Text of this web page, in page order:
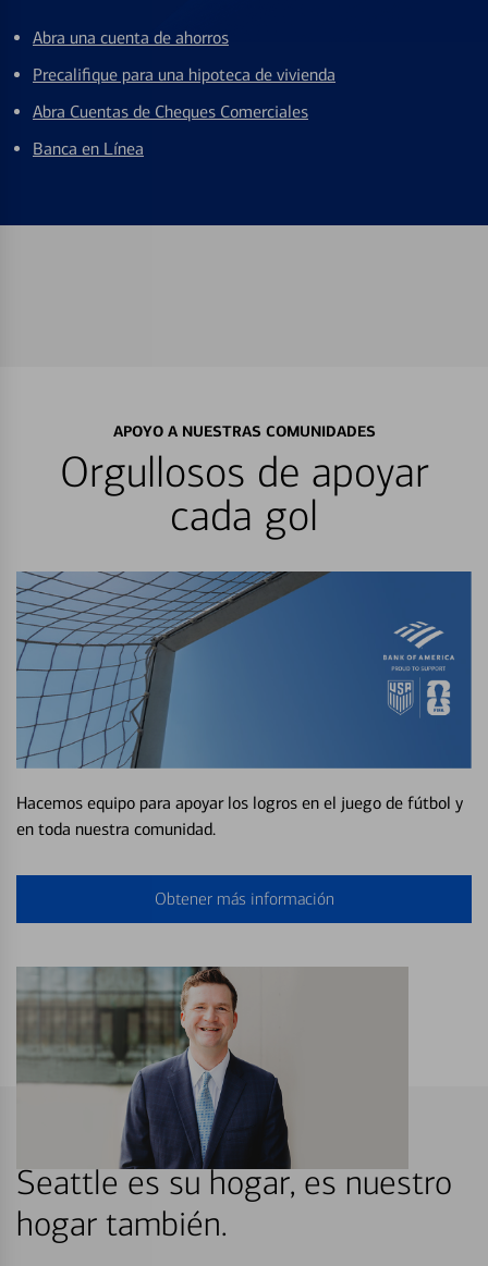
Abra una cuenta de ahorros
Precalifique para una hipoteca de vivienda
Abra Cuentas de Cheques Comerciales
Banca en Línea
APOYO A NUESTRAS COMUNIDADES
Orgullosos de apoyar
cada gol
Hacemos equipo para apoyar los logros en el juego de fútbol y
en toda nuestra comunidad.
Obtener más información
Seattle es su hogar, es nuestro
hogar también.